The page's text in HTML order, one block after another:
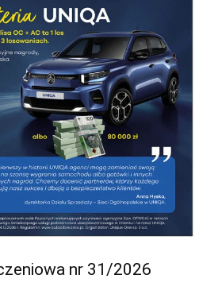
nr 31/2026